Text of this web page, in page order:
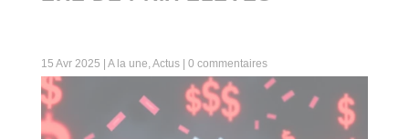
15 Avr 2025 A la une, Actus| 0 commentaires